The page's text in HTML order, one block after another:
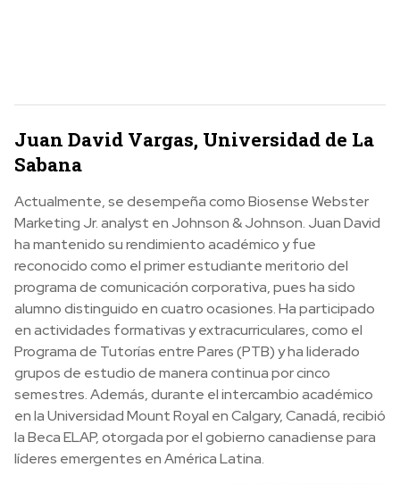
Juan David Vargas, Universidad de La
Sabana
Actualmente, se desempeña como Biosense Webster
Marketing Jr. analyst en Johnson & Johnson. Juan David
ha mantenido su rendimiento académico y fue
reconocido como el primer estudiante meritorio del
programa de comunicación corporativa, pues ha sido
alumno distinguido en cuatro ocasiones. Ha participado
en actividades formativas y extracurriculares, como el
Programa de Tutorías entre Pares (PTB) y ha liderado
grupos de estudio de manera continua por cinco
semestres. Además, durante el intercambio académico
en la Universidad Mount Royal en Calgary, Canadá, recibió
la Beca ELAP, otorgada por el gobierno canadiense para
líderes emergentes en América Latina.